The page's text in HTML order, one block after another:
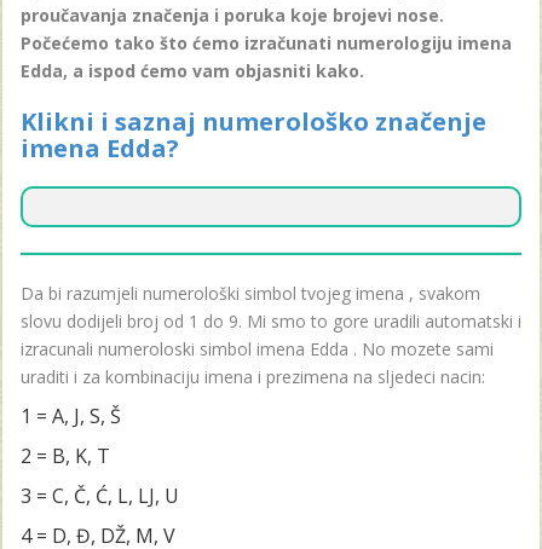
proučavanja značenja i poruka koje brojevi nose.
Počećemo tako što ćemo izračunati numerologiju imena
Edda, a ispod ćemo vam objasniti kako.
Klikni i saznaj numerološko značenje
imena Edda?
Da bi razumjeli numerološki simbol tvojeg imena , svakom
slovu dodijeli broj od 1 do 9. Mi smo to gore uradili automatski i
izracunali numeroloski simbol imena Edda . No mozete sami
uraditi i za kombinaciju imena i prezimena na sljedeci nacin:
1 = A, J, S, Š
2 = B, K, T
3 = C, Č, Ć, L, LJ, U
4 = D, Đ, DŽ, M, V